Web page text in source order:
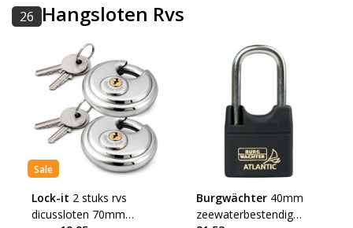
Hangsloten Rvs
26
Sale
Lock-it 2 stuks rvs
dicussloten 70mm
Burgwächter 40mm
zeewaterbestendig